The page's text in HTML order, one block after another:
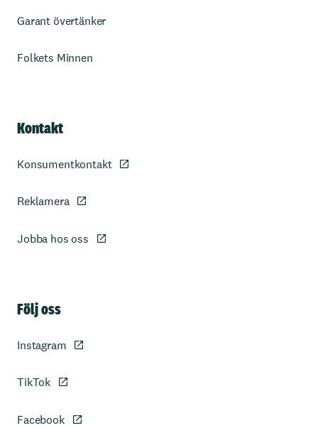
Garant övertänker
Folkets Minnen
Kontakt
Konsumentkontakt
Reklamera
Jobba hos oss
Följ oss
Instagram
TikTok
Facebook